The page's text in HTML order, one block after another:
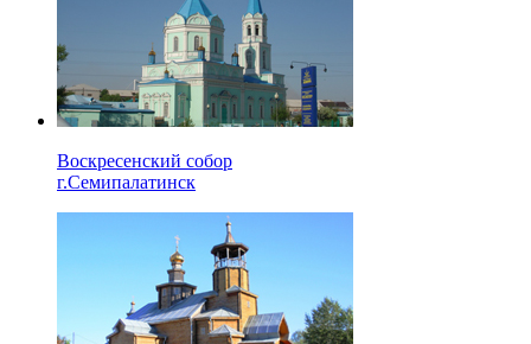
Воскресенский собор
г.Семипалатинск